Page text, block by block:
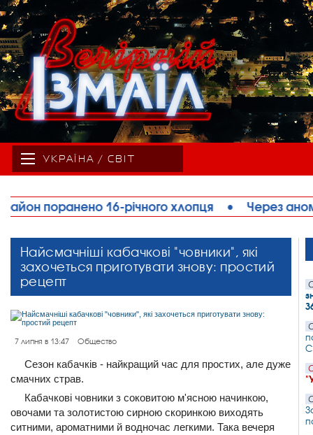
УКРАЇНА / СВІТ
хлопця • Через аномальну спеку на Одещині
Найсмачніші кабачкові "човники", які
захочеться приготувати знову: простий
рецепт
7 липня в 13:47 Общество
Сезон кабачків - найкращий час для простих, але дуже
смачних страв.
Кабачкові човники з соковитою м'ясною начинкою,
овочами та золотистою сирною скоринкою виходять
ситними, ароматними й водночас легкими. Така вечеря